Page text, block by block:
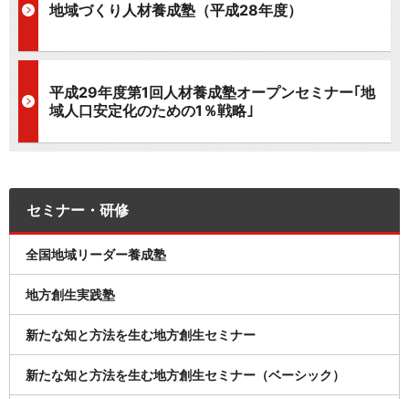
地域づくり人材養成塾（平成28年度）
平成29年度第1回人材養成塾オープンセミナー｢地
域人口安定化のための1％戦略｣
セミナー・研修
全国地域リーダー養成塾
地方創生実践塾
新たな知と方法を生む地方創生セミナー
新たな知と方法を生む地方創生セミナー（ベーシック）